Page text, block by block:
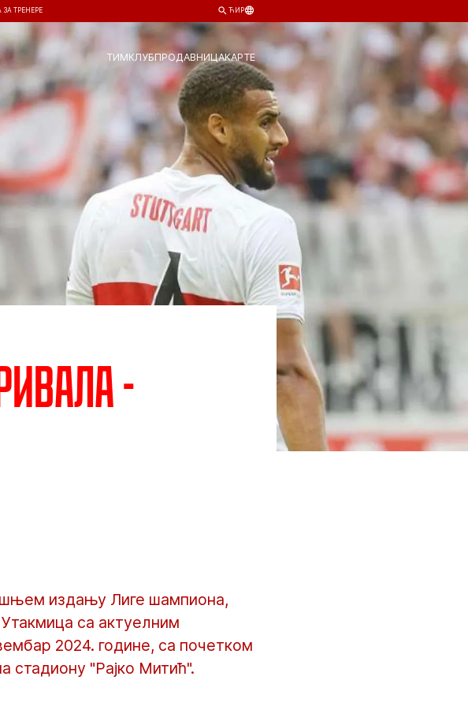
ТРЕНЕРЕ ЋИР
ТИМКЛУБПРОДАВНИЦАКАРТЕ
-
издању Лиге шампиона,
са актуелним
2024. године, са почетком
стадиону "Рајко Митић".